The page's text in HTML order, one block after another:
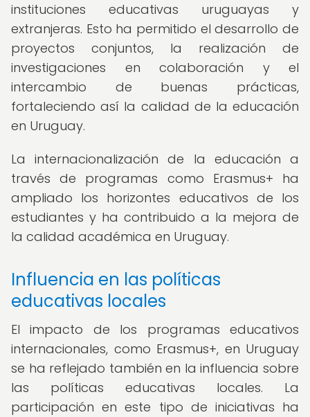
instituciones educativas uruguayas y
extranjeras. Esto ha permitido el desarrollo de
proyectos conjuntos, la realización de
investigaciones en colaboración y el
intercambio de buenas prácticas,
fortaleciendo así la calidad de la educación
en Uruguay.
La internacionalización de la educación a
través de programas como Erasmus+ ha
ampliado los horizontes educativos de los
estudiantes y ha contribuido a la mejora de
la calidad académica en Uruguay.
Influencia en las políticas
educativas locales
El impacto de los programas educativos
internacionales, como Erasmus+, en Uruguay
se ha reflejado también en la influencia sobre
las políticas educativas locales. La
participación en este tipo de iniciativas ha